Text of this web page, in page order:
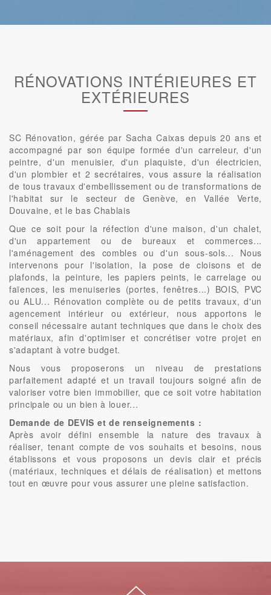
RÉNOVATIONS INTÉRIEURES ET
EXTÉRIEURES
SC Rénovation, gérée par Sacha Caixas depuis 20 ans et
accompagné par son équipe formée d'un carreleur, d'un
peintre, d'un menuisier, d'un plaquiste, d'un électricien,
d'un plombier et 2 secrétaires, vous assure la réalisation
de tous travaux d'embellissement ou de transformations de
l'habitat sur le secteur de Genève, en Vallée Verte,
Douvaine, et le bas Chablais
Que ce soit pour la réfection d'une maison, d'un chalet,
d'un appartement ou de bureaux et commerces...
l'aménagement des combles ou d'un sous-sols... Nous
intervenons pour l'isolation, la pose de cloisons et de
plafonds, la peinture, les papiers peints, le carrelage ou
faïences, les menuiseries (portes, fenêtres...) BOIS, PVC
ou ALU... Rénovation complète ou de petits travaux, d'un
agencement intérieur ou extérieur, nous apportons le
conseil nécessaire autant techniques que dans le choix des
matériaux, afin d'optimiser et concrétiser votre projet en
s'adaptant à votre budget.
Nous vous proposerons un niveau de prestations
parfaitement adapté et un travail toujours soigné afin de
valoriser votre bien immobilier, que ce soit votre habitation
principale ou un bien à louer...
Demande de DEVIS et de renseignements :
Après avoir défini ensemble la nature des travaux à
réaliser, tenant compte de vos souhaits et besoins, nous
établissons et vous proposons un devis clair et précis
(matériaux, techniques et délais de réalisation) et mettons
tout en œuvre pour vous assurer une pleine satisfaction.